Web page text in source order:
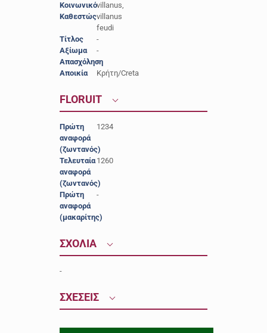
Κοινωνικό
Καθεστώς
villanus,
villanus
feudi
Τίτλος
-
Αξίωμα
-
Απασχόληση
-
Αποικία
Κρήτη/Creta
FLORUIT
Πρώτη
αναφορά
(ζωντανός)
1234
Τελευταία
αναφορά
(ζωντανός)
1260
Πρώτη
αναφορά
(μακαρίτης)
-
ΣΧΟΛΙΑ
-
ΣΧΕΣΕΙΣ